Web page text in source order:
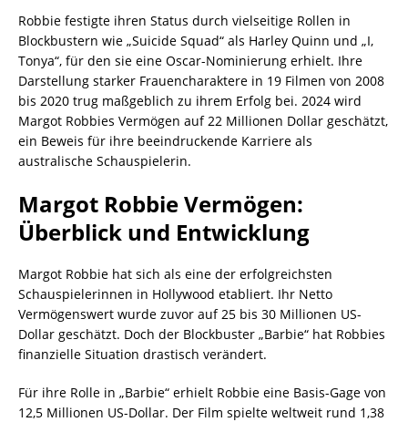
Robbie festigte ihren Status durch vielseitige Rollen in
Blockbustern wie „Suicide Squad“ als Harley Quinn und „I,
Tonya“, für den sie eine Oscar-Nominierung erhielt. Ihre
Darstellung starker Frauencharaktere in 19 Filmen von 2008
bis 2020 trug maßgeblich zu ihrem Erfolg bei. 2024 wird
Margot Robbies Vermögen auf 22 Millionen Dollar geschätzt,
ein Beweis für ihre beeindruckende Karriere als
australische Schauspielerin.
Margot Robbie Vermögen:
Überblick und Entwicklung
Margot Robbie hat sich als eine der erfolgreichsten
Schauspielerinnen in Hollywood etabliert. Ihr Netto
Vermögenswert wurde zuvor auf 25 bis 30 Millionen US-
Dollar geschätzt. Doch der Blockbuster „Barbie“ hat Robbies
finanzielle Situation drastisch verändert.
Für ihre Rolle in „Barbie“ erhielt Robbie eine Basis-Gage von
12,5 Millionen US-Dollar. Der Film spielte weltweit rund 1,38